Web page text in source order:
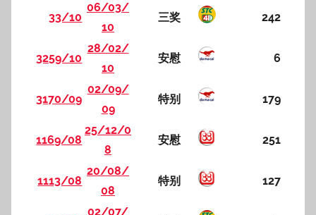
33/10
06/03/
10
三奖 242
3259/10
28/02/
10
安慰 6
3170/09
02/09/
09
特别 179
1169/08
25/12/0
8
安慰 251
1113/08
20/08/
08
特别 127
02/07/